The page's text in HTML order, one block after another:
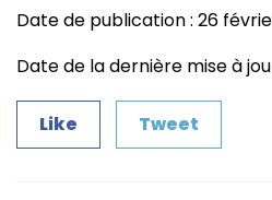
Date de publication : 26
Date de la dernière mise à
Like Tweet